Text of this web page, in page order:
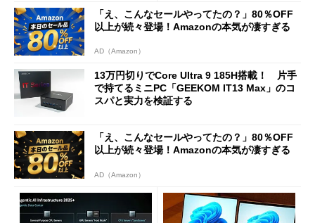
「え、こんなセールやってたの？」80％OFF
以上が続々登場！Amazonの本気が凄すぎる
AD（Amazon）
13万円切りでCore Ultra 9 185H搭載！ 片手
で持てるミニPC「GEEKOM IT13 Max」のコ
スパと実力を検証する
「え、こんなセールやってたの？」80％OFF
以上が続々登場！Amazonの本気が凄すぎる
AD（Amazon）